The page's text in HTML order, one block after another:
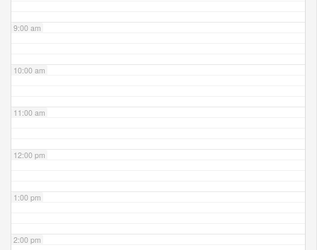
9:00 am
10:00 am
11:00 am
12:00 pm
1:00 pm
2:00 pm